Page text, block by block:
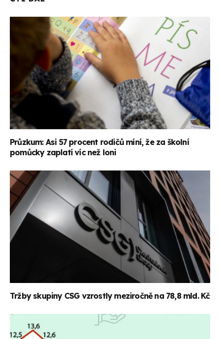
Průzkum: Asi 57 procent rodičů míní, že za školní
pomůcky zaplatí víc než loni
Tržby skupiny CSG vzrostly meziročně na 78,8 mld. Kč